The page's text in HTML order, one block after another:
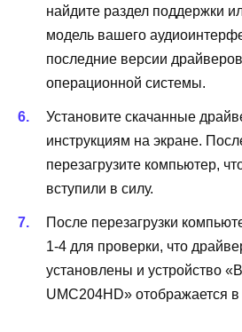
найдите раздел поддержки
модель вашего
последние версии
операционной системы.
Установите скачанные
инструкциям на экране.
перезагрузите компьютер,
вступили в силу.
После перезагрузки
1-4 для проверки, что
установлены и устройство
UMC204HD» отображается в